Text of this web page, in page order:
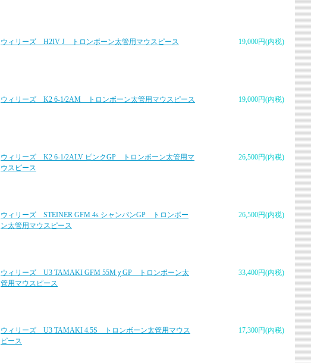
19,000円(内税)
ウィリーズ H2IV J トロンボーン太管用マウスピース
19,000円(内税)
ウィリーズ K2 6-1/2AM トロンボーン太管用マウスピース
26,500円(内税)
ウィリーズ K2 6-1/2ALV ピンクGP トロンボーン太管用マ
ウスピース
26,500円(内税)
ウィリーズ STEINER GFM 4s シャンパンGP トロンボー
ン太管用マウスピース
33,400円(内税)
ウィリーズ U3 TAMAKI GFM 55M χ GP トロンボーン太
管用マウスピース
17,300円(内税)
ウィリーズ U3 TAMAKI 4.5S トロンボーン太管用マウス
ピース